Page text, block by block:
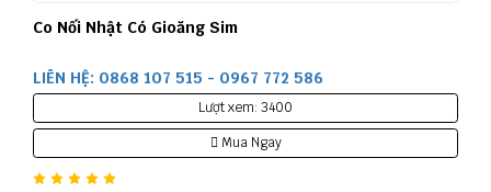
Co Nối Nhật Có Gioăng Sim
LIÊN HỆ: 0868 107 515 - 0967 772 586
Lượt xem: 3400
Mua Ngay